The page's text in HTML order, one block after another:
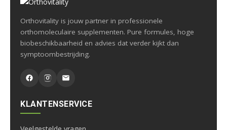
Orthovitality is jouw partner in professionele
orthomoleculaire supplementen. Pure formules, hoge
biobeschikbaarheid en advies dat verder kijkt dan
symptoombestrijding.
KLANTENSERVICE